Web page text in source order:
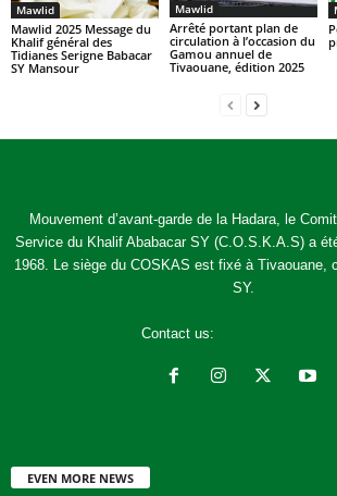
Mawlid
Mawlid 2025 Message du
Khalif général des
Tidianes Serigne Babacar
SY Mansour
Mawlid
Arrêté portant plan de
circulation à l’occasion du
Gamou annuel de
Tivaouane, édition 2025
Mouvement d’avant-garde de la Hadara, le
Service du Khalif Ababacar SY (C.O.S.K.A.S) a
1968. Le siège du COSKAS est fixé à Tivaouane,
SY.
Contact us:
EVEN MORE NEWS